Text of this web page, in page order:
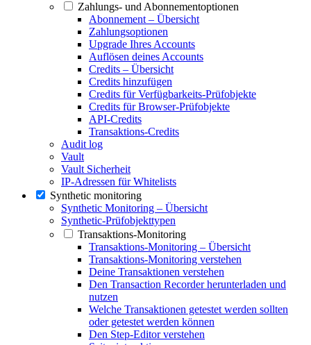
Zahlungs- und Abonnementoptionen
Abonnement – Übersicht
Zahlungsoptionen
Upgrade Ihres Accounts
Auflösen deines Accounts
Credits – Übersicht
Credits hinzufügen
Credits für Verfügbarkeits-Prüfobjekte
Credits für Browser-Prüfobjekte
API-Credits
Transaktions-Credits
Audit log
Vault
Vault Sicherheit
IP-Adressen für Whitelists
Synthetic monitoring
Synthetic Monitoring – Übersicht
Synthetic-Prüfobjekttypen
Transaktions-Monitoring
Transaktions-Monitoring – Übersicht
Transaktions-Monitoring verstehen
Deine Transaktionen verstehen
Den Transaction Recorder herunterladen und
nutzen
Welche Transaktionen getestet werden sollten
oder getestet werden können
Den Step-Editor verstehen